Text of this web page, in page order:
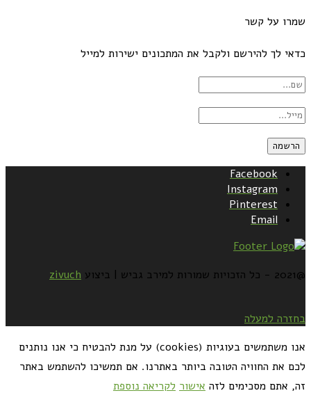
שמרו על קשר
כדאי לך להירשם ולקבל את המתכונים ישירות למייל
Facebook
Instagram
Pinterest
Email
@2021 - כל הזכויות שמורות למירב גביש | ביצוע zivuch
בחזרה למעלה
אנו משתמשים בעוגיות (cookies) על מנת להבטיח כי אנו נותנים
לכם את החוויה הטובה ביותר באתרנו. אם תמשיכו להשתמש באתר
זה, אתם מסכימים לזה אישור לקריאה נוספת